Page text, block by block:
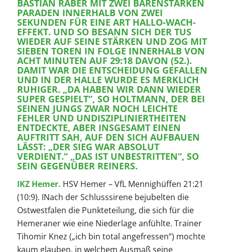
BASTIAN RÄBER MIT ZWEI BÄRENSTARKEN
PARADEN INNERHALB VON ZWEI
SEKUNDEN FÜR EINE ART HALLO-WACH-
EFFEKT. UND SO BESANN SICH DER TUS
WIEDER AUF SEINE STÄRKEN UND ZOG MIT
SIEBEN TOREN IN FOLGE INNERHALB VON
ACHT MINUTEN AUF 29:18 DAVON (52.).
DAMIT WAR DIE ENTSCHEIDUNG GEFALLEN
UND IN DER HALLE WURDE ES MERKLICH
RUHIGER. „DA HABEN WIR DANN WIEDER
SUPER GESPIELT“, SO HOLTMANN, DER BEI
SEINEN JUNGS ZWAR NOCH LEICHTE
FEHLER UND UNDISZIPLINIERTHEITEN
ENTDECKTE, ABER INSGESAMT EINEN
AUFTRITT SAH, AUF DEN SICH AUFBAUEN
LÄSST: „DER SIEG WAR ABSOLUT
VERDIENT.“ „DAS IST UNBESTRITTEN“, SO
SEIN GEGENÜBER REINERS.
IKZ Hemer. HSV Hemer – VfL Mennighüffen 21:21
(10:9). INach der Schlusssirene bejubelten die
Ostwestfalen die Punkteteilung, die sich für die
Hemeraner wie eine Niederlage anfühlte. Trainer
Tihomir Knez („ich bin total angefressen“) mochte
kaum glauben, in welchem Ausmaß seine